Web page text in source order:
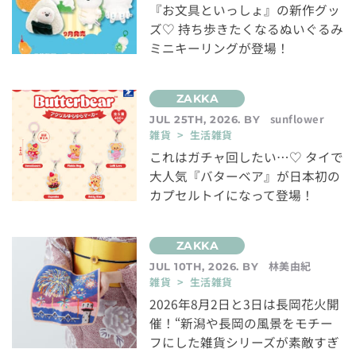
『お文具といっしょ』の新作グッ
ズ♡ 持ち歩きたくなるぬいぐるみ
ミニキーリングが登場！
JUL 25TH, 2026. BY
sunflower
雑貨 > 生活雑貨
これはガチャ回したい…♡ タイで
大人気『バターベア』が日本初の
カプセルトイになって登場！
JUL 10TH, 2026. BY
林美由紀
雑貨 > 生活雑貨
2026年8月2日と3日は長岡花火開
催！“新潟や長岡の風景をモチー
フにした雑貨シリーズが素敵すぎ